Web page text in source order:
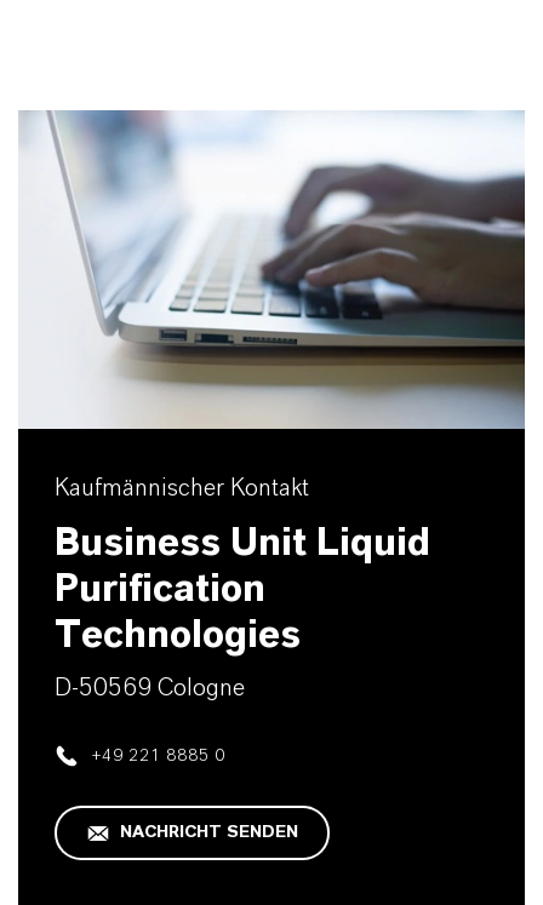
Kaufmännischer Kontakt
Business Unit Liquid
Purification
Technologies
D-50569 Cologne
+49 221 8885 0
NACHRICHT SENDEN